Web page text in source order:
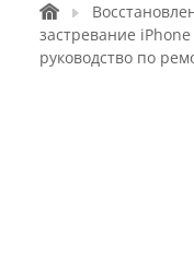
застревание
руководство по